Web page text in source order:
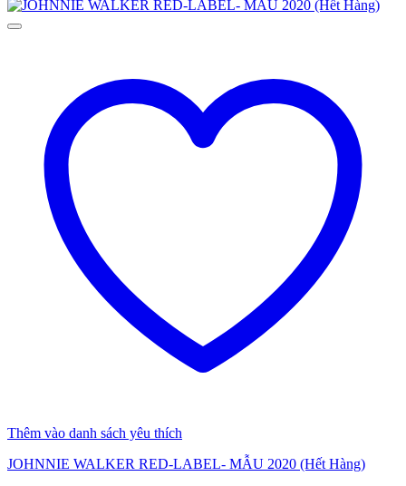
Thêm vào danh sách yêu thích
JOHNNIE WALKER RED-LABEL- MẪU 2020 (Hết Hàng)